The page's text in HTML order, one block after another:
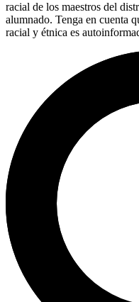
racial de los maestros del
alumnado. Tenga en cuenta
racial y étnica es